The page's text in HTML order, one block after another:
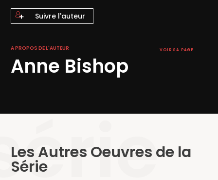
Suivre l'auteur
A PROPOS DE L'AUTEUR VOIR SA PAGE
Anne Bishop
Les Autres Oeuvres de la
Série